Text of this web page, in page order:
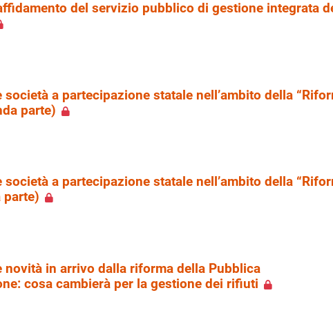
del servizio pubblico di gestione integrata
società a partecipazione statale nell’ambito della
parte)
società a partecipazione statale nell’ambito della
parte)
novità in arrivo dalla riforma della Pubblica
cosa cambierà per la gestione dei rifiuti